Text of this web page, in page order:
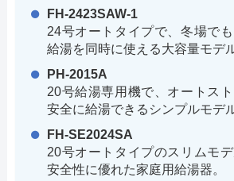
FH-2423SAW-1
24号オートタイプで、冬場で
給湯を同時に使える大容量モデル
PH-2015A
20号給湯専用機で、オートス
安全に給湯できるシンプルモデル
FH-SE2024SA
20号オートタイプのスリムモ
安全性に優れた家庭用給湯器。